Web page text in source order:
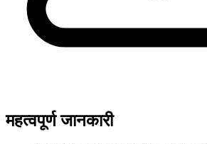
महत्वपूर्ण जानकारी